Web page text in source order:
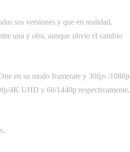
sus versiones y que en realidad,
una y otra, aunque obvio el cambio
en su modo framerate y 30fps /1080p
4K UHD y 60/1440p respectivamente,